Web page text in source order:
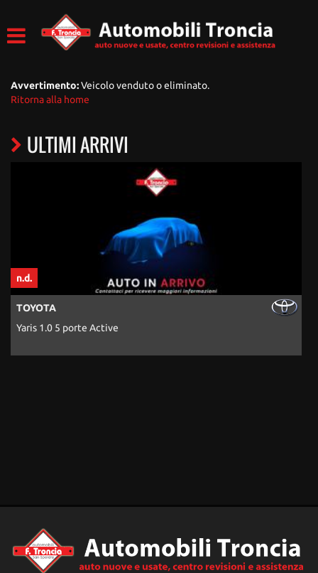
Avvertimento:Veicolo venduto o eliminato.
Ritorna alla home
ULTIMI ARRIVI
n.d.
TOYOTA
Yaris 1.0 5 porte Active